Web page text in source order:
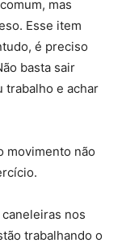
mas
Esse item
é preciso
basta sair
trabalho e achar
movimento não
nos
trabalhando o